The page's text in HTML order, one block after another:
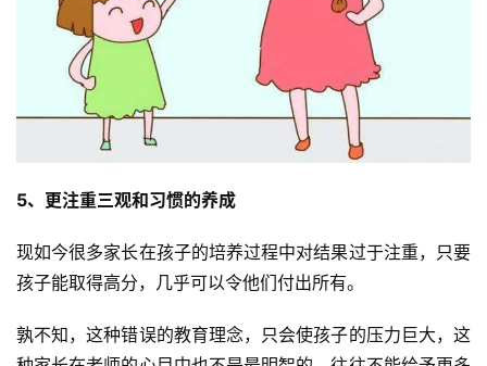
5、更注重三观和习惯的养成
现如今很多家长在孩子的培养过程中对结果过于注重，只要
孩子能取得高分，几乎可以令他们付出所有。
孰不知，这种错误的教育理念，只会使孩子的压力巨大，这